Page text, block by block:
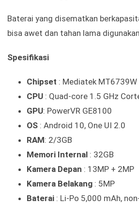
Baterai yang disematkan
bisa awet dan tahan lama
Spesifikasi
Chipset : Mediatek
CPU : Quad-core 1.5 GHz
GPU: PowerVR GE8100
OS : Android 10, One UI 2.0
RAM: 2/3GB
Memori Internal : 32GB
Kamera Depan : 13MP + 2MP
Kamera Belakang : 5MP
Baterai : Li-Po 5,000 mAh,